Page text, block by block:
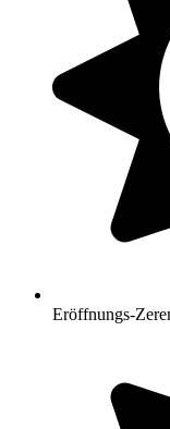
Eröffnungs-